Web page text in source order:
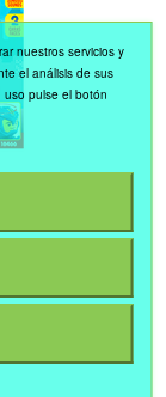
nuestros servicios y
el análisis de sus
pulse el botón